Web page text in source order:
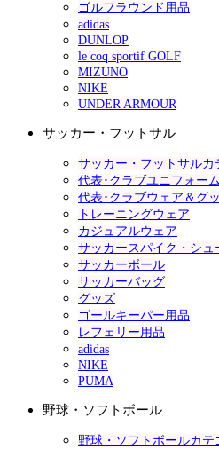
ゴルフラウンド用品
adidas
DUNLOP
le coq sportif GOLF
MIZUNO
NIKE
UNDER ARMOUR
サッカー・フットサル
サッカー・フットサルカ
代表･クラブユニフォーム
代表･クラブウェア＆グ
トレーニングウェア
カジュアルウェア
サッカースパイク・シュ
サッカーボール
サッカーバッグ
グッズ
ゴールキーパー用品
レフェリー用品
adidas
NIKE
PUMA
野球・ソフトボール
野球・ソフトボールカテ